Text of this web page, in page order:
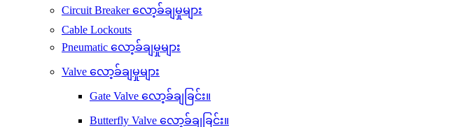
Circuit Breaker လော့ခ်ချမှုများ
Cable Lockouts
Pneumatic လော့ခ်ချမှုများ
Valve လော့ခ်ချမှုများ
Gate Valve လော့ခ်ချခြင်း။
Butterfly Valve လော့ခ်ချခြင်း။